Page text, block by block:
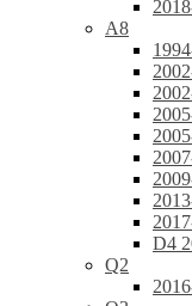
A8
D4
Q2